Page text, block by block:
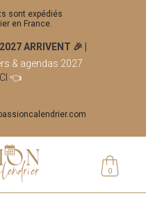
sont expédiés
en France.
ARRIVENT 🎉
& agendas 2027
👈
0